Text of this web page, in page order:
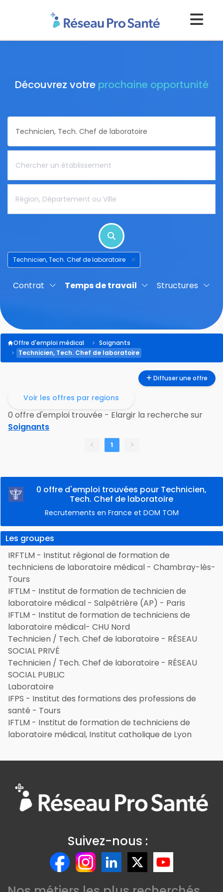
Découvrez votre prochaine opportunité
Technicien, Tech. Chef de laboratoire
Contrat Temps de travail Structures
Offre d'emploi médical
Soignants
Technicien, Tech. Chef de laboratoire
0 offre d'emploi trouvées pour Technicien,
Tech. Chef de laboratoire
Recrutements en France et DOM TOM
Les groupes
IRFTLM - Institut régional de formation de
techniciens de laboratoire médical - Chambray-lès-
Tours
IFTLM - Institut de formation de technicien de
laboratoire médical - Salpêtrière (AP) - Paris
IFTLM - Institut de formation de techniciens de
laboratoire médical- CHU Nord
Technicien / Tech. Chef de laboratoire - RÉSEAU
SOCIAL PRIVÉ
Technicien / Tech. Chef de laboratoire - RÉSEAU
SOCIAL PUBLIC
Laboratoire
IFPS - Institut des formations des professions de
santé - Tours
IFTLM - Institut de formation de techniciens de
laboratoire médical, Institut catholique de Lyon
Diffuser une offre
Voir les offres par regions
0 offre d'emploi trouvée - Elargir la recherche sur
Soignants
1
Suivez-nous :